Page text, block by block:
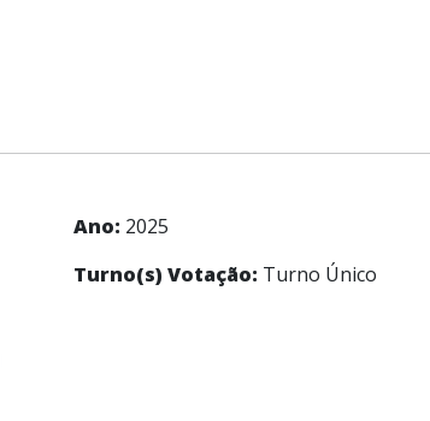
Ano: 2025
Turno(s) Votação: Turno Único